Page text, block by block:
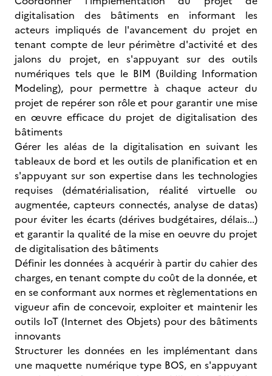
digitalisation des bâtiments en informant les
acteurs impliqués de l'avancement du projet en
tenant compte de leur périmètre d'activité et des
jalons du projet, en s'appuyant sur des outils
numériques tels que le BIM (Building Information
Modeling), pour permettre à chaque acteur du
projet de repérer son rôle et pour garantir une mise
en œuvre efficace du projet de digitalisation des
bâtiments
Gérer les aléas de la digitalisation en suivant les
tableaux de bord et les outils de planification et en
s'appuyant sur son expertise dans les technologies
requises (dématérialisation, réalité virtuelle ou
augmentée, capteurs connectés, analyse de datas)
pour éviter les écarts (dérives budgétaires, délais...)
et garantir la qualité de la mise en oeuvre du projet
de digitalisation des bâtiments
Définir les données à acquérir à partir du cahier des
charges, en tenant compte du coût de la donnée, et
en se conformant aux normes et règlementations en
vigueur afin de concevoir, exploiter et maintenir les
outils IoT (Internet des Objets) pour des bâtiments
innovants
Structurer les données en les implémentant dans
une maquette numérique type BOS, en s'appuyant